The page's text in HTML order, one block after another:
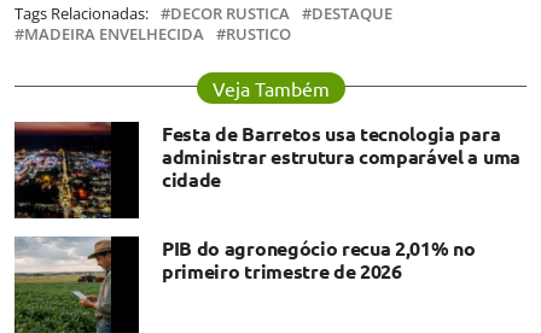
Tags Relacionadas: DECOR RUSTICA
DESTAQUE
MADEIRA ENVELHECIDA
RUSTICO
Veja Também
Festa de Barretos usa tecnologia para
administrar estrutura comparável a uma
cidade
PIB do agronegócio recua 2,01% no
primeiro trimestre de 2026